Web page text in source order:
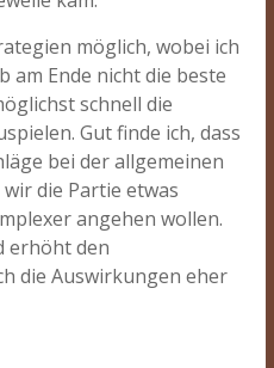
möglich, wobei ich
am Ende nicht die beste
schnell die
Gut finde ich, dass
bei der allgemeinen
die Partie etwas
angehen wollen.
erhöht den
die Auswirkungen eher